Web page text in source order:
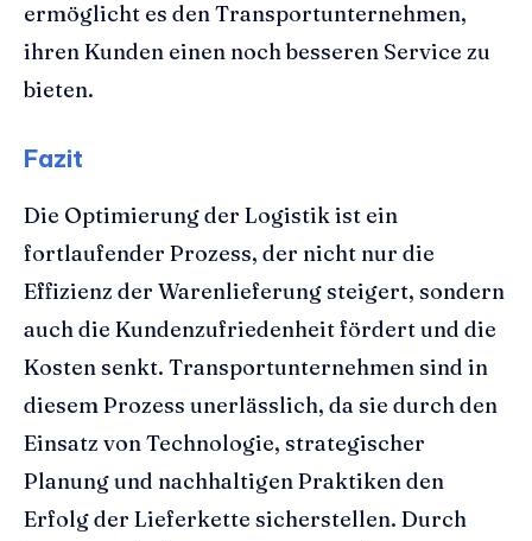
ermöglicht es den Transportunternehmen,
ihren Kunden einen noch besseren Service zu
bieten.
Fazit
Die Optimierung der Logistik ist ein
fortlaufender Prozess, der nicht nur die
Effizienz der Warenlieferung steigert, sondern
auch die Kundenzufriedenheit fördert und die
Kosten senkt. Transportunternehmen sind in
diesem Prozess unerlässlich, da sie durch den
Einsatz von Technologie, strategischer
Planung und nachhaltigen Praktiken den
Erfolg der Lieferkette sicherstellen. Durch